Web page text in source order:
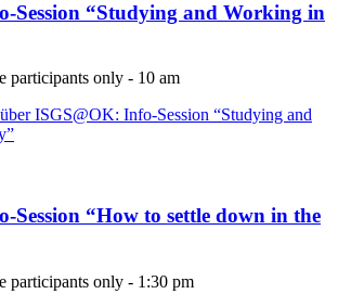
Session “Studying and Working in
participants only - 10 am
ISGS@OK: Info-Session “Studying and
Session “How to settle down in the
participants only - 1:30 pm